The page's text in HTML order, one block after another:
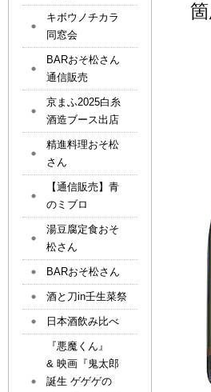
キボウノチカラ
同窓会
BARおそ松さん
通信販売
京まふ2025白糸
酒造ブース出店
精進料理おそ松
さん
【通信販売】青
のミブロ
湯豆腐定食おそ
松さん
BARおそ松さん
酒と刀in壬生菜祭
日本酒飲み比べ
『悪魔くん』
& 映画『鬼太郎
誕生 ゲゲゲの